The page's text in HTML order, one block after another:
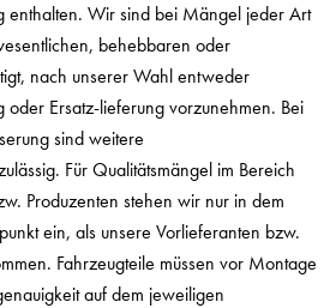
enthalten. Wir sind bei Mängel jeder Art
behebbaren oder
nach unserer Wahl entweder
oder Ersatz-lieferung vorzunehmen. Bei
sind weitere
Für Qualitätsmängel im Bereich
Produzenten stehen wir nur in dem
ein, als unsere Vorlieferanten bzw.
Fahrzeugteile müssen vor Montage
auf dem jeweiligen